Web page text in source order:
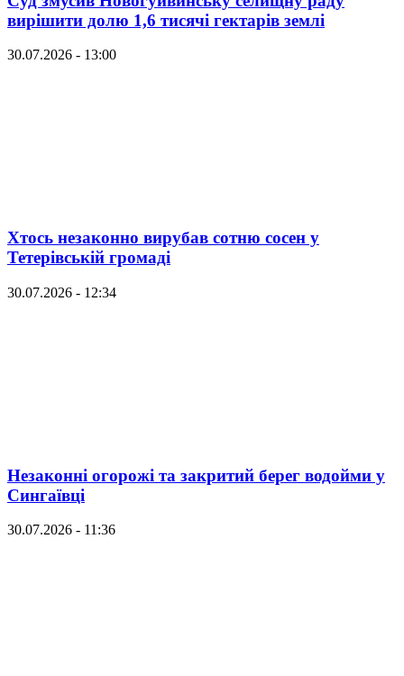
вирішити долю 1,6 тисячі гектарів землі
30.07.2026 - 13:00
Хтось незаконно вирубав сотню сосен у
Тетерівській громаді
30.07.2026 - 12:34
Незаконні огорожі та закритий берег водойми у
Сингаївці
30.07.2026 - 11:36